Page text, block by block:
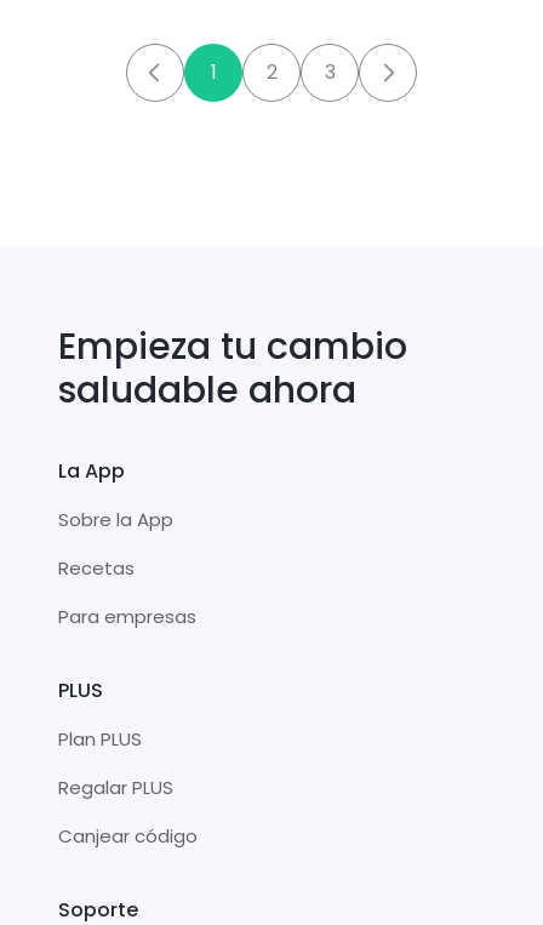
1 2 3
Empieza tu cambio
saludable ahora
La App
Sobre la App
Recetas
Para empresas
PLUS
Plan PLUS
Regalar PLUS
Canjear código
Soporte